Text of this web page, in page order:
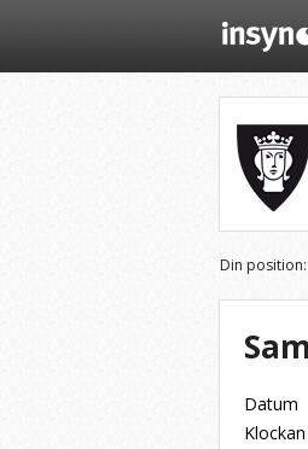
Din position:
Datum
Klockan